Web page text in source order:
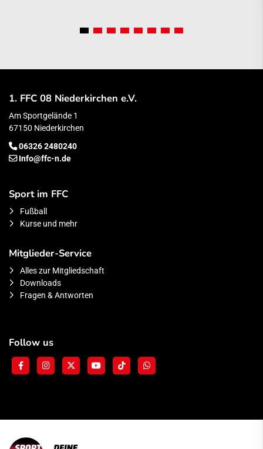
1. FFC 08 Niederkirchen e.V.
Am Sportgelände 1
67150 Niederkirchen
06326 2480240
Info@ffc-n.de
Sport im FFC
Fußball
Kurse und mehr
Mitglieder-Service
Alles zur Mitgliedschaft
Downloads
Fragen & Antworten
Follow us